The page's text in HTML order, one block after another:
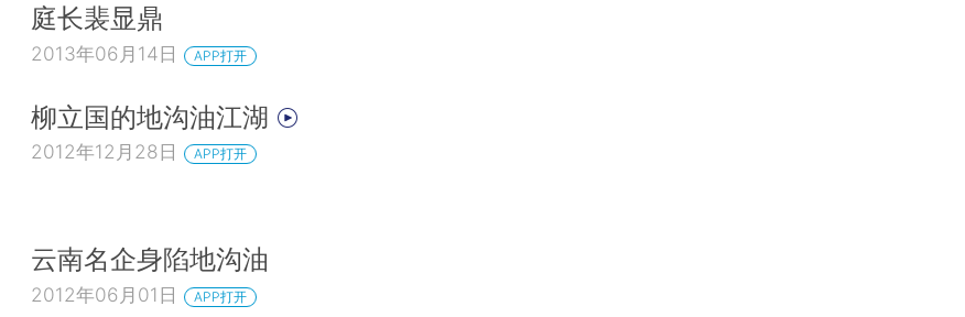
庭长裴显鼎
2013年06月14日 APP打开
柳立国的地沟油江湖
2012年12月28日 APP打开
云南名企身陷地沟油
2012年06月01日 APP打开